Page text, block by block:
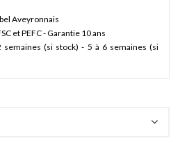
Aveyronnais
et PEFC - Garantie 10 ans
semaines (si stock) - 5 à 6 semaines (si